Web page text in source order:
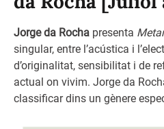
Jorge da Rocha presenta
singular, entre l’acústica i
d’originalitat, sensibilitat i de
actual on vivim. Jorge da
classificar dins un gènere